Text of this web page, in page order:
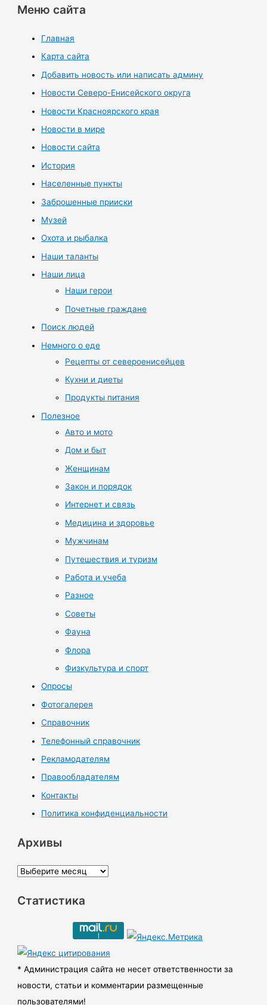
Меню сайта
Главная
Карта сайта
Добавить новость или написать админу
Новости Северо-Енисейского округа
Новости Красноярского края
Новости в мире
Новости сайта
История
Населенные пункты
Заброшенные прииски
Музей
Охота и рыбалка
Наши таланты
Наши лица
Наши герои
Почетные граждане
Поиск людей
Немного о еде
Рецепты от североенисейцев
Кухни и диеты
Продукты питания
Полезное
Авто и мото
Дом и быт
Женщинам
Закон и порядок
Интернет и связь
Медицина и здоровье
Мужчинам
Путешествия и туризм
Работа и учеба
Разное
Советы
Фауна
Флора
Физкультура и спорт
Опросы
Фотогалерея
Справочник
Телефонный справочник
Рекламодателям
Правообладателям
Контакты
Политика конфиденциальности
Архивы
А
х
ы
Статистика
* Администрация сайта не несет ответственности за
новости, статьи и комментарии размещенные
пользователями!